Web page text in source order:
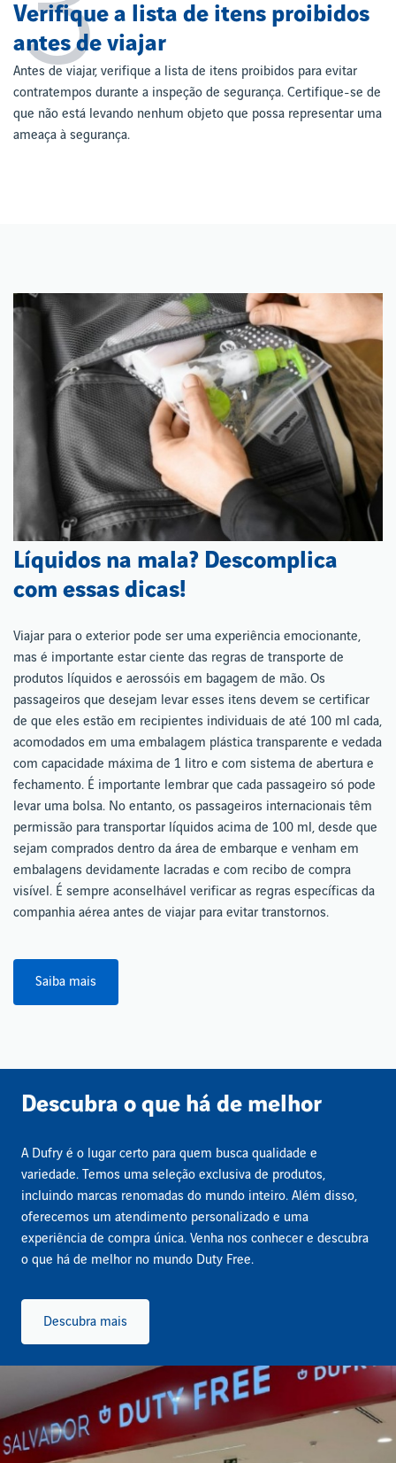
Verifique a lista de itens proibidos
antes de viajar
Antes de viajar, verifique a lista de itens proibidos para evitar
contratempos durante a inspeção de segurança. Certifique-se de
que não está levando nenhum objeto que possa representar uma
ameaça à segurança.
Líquidos na mala? Descomplica
com essas dicas!
Viajar para o exterior pode ser uma experiência emocionante,
mas é importante estar ciente das regras de transporte de
produtos líquidos e aerossóis em bagagem de mão. Os
passageiros que desejam levar esses itens devem se certificar
de que eles estão em recipientes individuais de até 100 ml cada,
acomodados em uma embalagem plástica transparente e vedada
com capacidade máxima de 1 litro e com sistema de abertura e
fechamento. É importante lembrar que cada passageiro só pode
levar uma bolsa. No entanto, os passageiros internacionais têm
permissão para transportar líquidos acima de 100 ml, desde que
sejam comprados dentro da área de embarque e venham em
embalagens devidamente lacradas e com recibo de compra
visível. É sempre aconselhável verificar as regras específicas da
companhia aérea antes de viajar para evitar transtornos.
Saiba mais
Descubra o que há de melhor
A Dufry é o lugar certo para quem busca qualidade e
variedade. Temos uma seleção exclusiva de produtos,
incluindo marcas renomadas do mundo inteiro. Além disso,
oferecemos um atendimento personalizado e uma
experiência de compra única. Venha nos conhecer e descubra
o que há de melhor no mundo Duty Free.
Descubra mais